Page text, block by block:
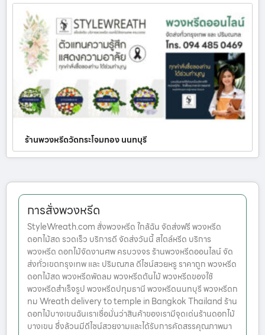
ร้านพวงหรีดวัดกระโจมทอง นนทบุรี
การสั่งพวงหรีด
StyleWreath.com สั่งพวงหรีด ใกล้ฉัน จัดส่งฟรี พวงหรีด
ดอกไม้สด รวดเร็ว บริการดี จัดส่งวันนี้ สไตล์หรีด บริการ
พวงหรีด ดอกไม้จัดงานศพ ครบวงจร ร้านพวงหรีดออนไลน์ จัด
ส่งทั่วเขตกรุงเทพ และ ปริมณฑล ดีไซน์สวยหรู ราคาถูก พวงหรีด
ดอกไม้สด พวงหรีดพัดลม พวงหรีดต้นไม้ พวงหรีดของใช้
พวงหรีดสำเร็จรูป พวงหรีดปทุมธานี พวงหรีดนนทบุรี พวงหรีดก
ทม Wreath delivery to temple in Bangkok Thailand ร้าน
ดอกไม้บางเขนฉันเราเชื่อมั่นว่าสินค้าของเรามีจุดเด่นร้านดอกไม้
บางเขน ซึ่งล้วนมีดีไซน์สวยงามและได้รับการคัดสรรคุณภาพมา